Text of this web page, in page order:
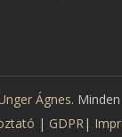
Ágnes.
| GDPR|